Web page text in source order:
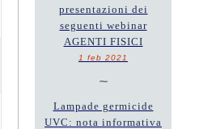
presentazioni dei
seguenti webinar
AGENTI FISICI
1 feb 2021
~
Lampade germicide
UVC: nota informativa